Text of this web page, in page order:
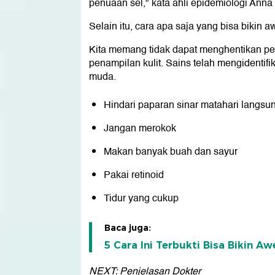
penuaan sel," kata ahli epidemiologi
Selain itu, cara apa saja yang bisa bikin
Kita memang tidak dapat menghentikan
penampilan kulit. Sains telah
muda.
Hindari paparan sinar matahari
Jangan merokok
Makan banyak buah dan sayur
Pakai retinoid
Tidur yang cukup
Baca juga:
5 Cara Ini Terbukti Bisa Bikin
NEXT: Penjelasan Dokter